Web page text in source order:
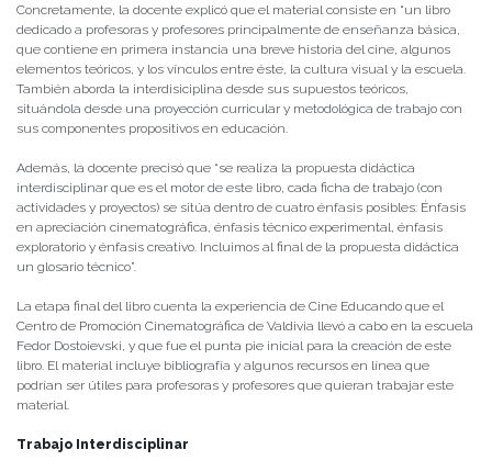
Concretamente, la docente explicó que el material consiste en “un libro
dedicado a profesoras y profesores principalmente de enseñanza básica,
que contiene en primera instancia una breve historia del cine, algunos
elementos teóricos, y los vínculos entre éste, la cultura visual y la escuela.
También aborda la interdisiciplina desde sus supuestos teóricos,
situándola desde una proyección curricular y metodológica de trabajo con
sus componentes propositivos en educación.
Además, la docente precisó que “se realiza la propuesta didáctica
interdisciplinar que es el motor de este libro, cada ficha de trabajo (con
actividades y proyectos) se sitúa dentro de cuatro énfasis posibles: Énfasis
en apreciación cinematográfica, énfasis técnico experimental, énfasis
exploratorio y énfasis creativo. Incluimos al final de la propuesta didáctica
un glosario técnico”.
La etapa final del libro cuenta la experiencia de Cine Educando que el
Centro de Promoción Cinematográfica de Valdivia llevó a cabo en la escuela
Fedor Dostoievski, y que fue el punta pie inicial para la creación de este
libro. El material incluye bibliografía y algunos recursos en línea que
podrían ser útiles para profesoras y profesores que quieran trabajar este
material.
Trabajo Interdisciplinar